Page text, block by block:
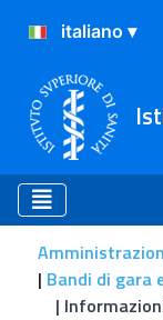
Bandi di gara